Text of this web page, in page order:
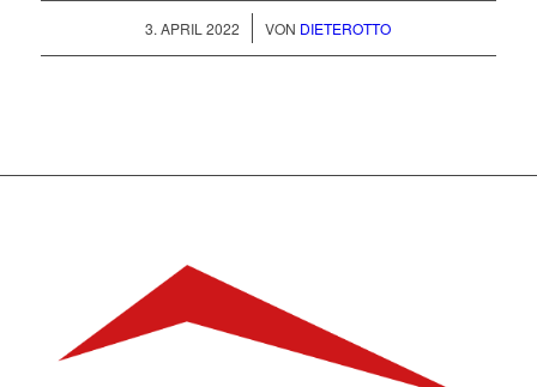
3. APRIL 2022
/ VON DIETEROTTO